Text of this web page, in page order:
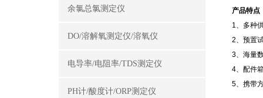
余氯总氯测定仪
DO/溶解氧测定仪/溶氧仪
电导率/电阻率/TDS测定仪
PH计/酸度计/ORP测定仪
产品特点
1、多种
2、预置
3、海量
4、配件
5、携带